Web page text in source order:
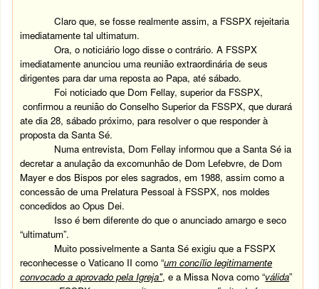
Claro que, se fosse realmente assim, a FSSPX rejeitaria
imediatamente tal ultimatum.
Ora, o noticiário logo disse o contrário. A FSSPX
imediatamente anunciou uma reunião extraordinária de seus
dirigentes para dar uma reposta ao Papa, até sábado.
Foi noticiado que Dom Fellay, superior da FSSPX,
confirmou a reunião do Conselho Superior da FSSPX, que durará
ate dia 28, sábado próximo, para resolver o que responder à
proposta da Santa Sé.
Numa entrevista, Dom Fellay informou que a Santa Sé ia
decretar a anulação da excomunhão de Dom Lefebvre, de Dom
Mayer e dos Bispos por eles sagrados, em 1988, assim como a
concessão de uma Prelatura Pessoal à FSSPX, nos moldes
concedidos ao Opus Dei.
Isso é bem diferente do que o anunciado amargo e seco
“ultimatum”.
Muito possivelmente a Santa Sé exigiu que a FSSPX
reconhecesse o Vaticano II como “um concílio legitimamente
convocado a aprovado pela Igreja", e a Missa Nova como “válida”